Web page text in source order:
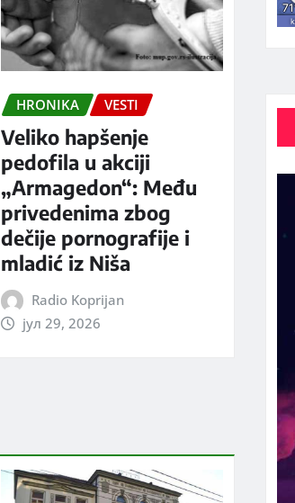
HRONIKA VESTI
Veliko hapšenje
pedofila u akciji
„Armagedon“: Među
privedenima zbog
dečije pornografije i
mladić iz Niša
Radio Koprijan
јул 29, 2026